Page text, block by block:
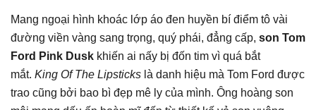
Mang ngoại hình khoác lớp áo đen huyền bí điểm tô vài
đường viền vàng sang trọng, quý phái, đẳng cấp, son Tom
Ford Pink Dusk khiến ai nấy bị đốn tim vì quá bắt
mắt. King Of The Lipsticks là danh hiệu mà Tom Ford được
trao cũng bởi bao bì đẹp mê ly của mình. Ông hoàng son